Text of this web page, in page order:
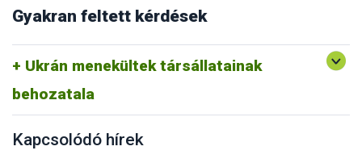
Gyakran feltett kérdések
Ukrán menekültek társállatainak
behozatala
Kapcsolódó hírek